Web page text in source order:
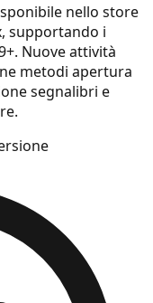
nello store
supportando i
Nuove attività
metodi apertura
segnalibri e